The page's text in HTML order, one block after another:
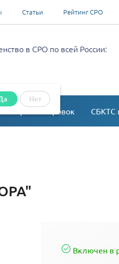
Статьи Рейтинг СРО
в СРО по всей России:
Нет
перепланировок СБКТС
Включен в